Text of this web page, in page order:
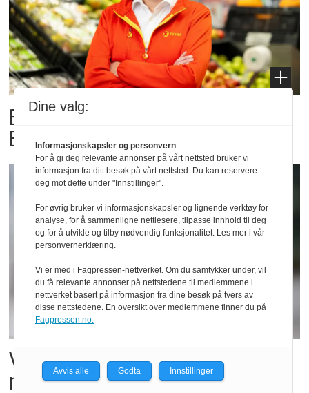
Billigbonanza da Norge slo
Elfenbenkysten
Vil vokse i brusmarkedet
med Dr Pepper
Dine valg:
Informasjonskapsler og personvern
For å gi deg relevante annonser på vårt nettsted bruker vi
informasjon fra ditt besøk på vårt nettsted. Du kan reservere
deg mot dette under "Innstillinger".
For øvrig bruker vi informasjonskapsler og lignende verktøy for
analyse, for å sammenligne nettlesere, tilpasse innhold til deg
og for å utvikle og tilby nødvendig funksjonalitet. Les mer i vår
personvernerklæring.
Vi er med i Fagpressen-nettverket. Om du samtykker under, vil
du få relevante annonser på nettstedene til medlemmene i
nettverket basert på informasjon fra dine besøk på tvers av
disse nettstedene. En oversikt over medlemmene finner du på
Fagpressen.no.
Avvis alle Godta Innstillinger